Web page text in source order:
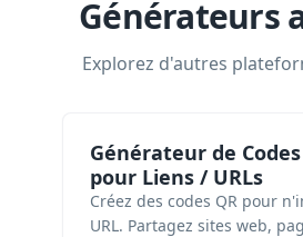
Générateurs
Explorez d'autres
Générateur de Codes
pour Liens / URLs
Créez des codes QR pour
URL. Partagez sites web,